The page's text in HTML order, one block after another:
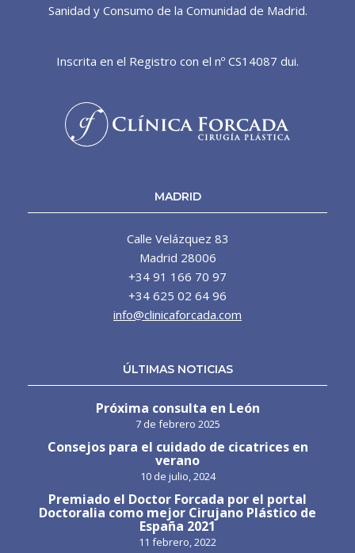
Sanidad y Consumo de la Comunidad de Madrid.
Inscrita en el Registro con el nº CS14087 dui.
MADRID
Calle Velázquez 83
Madrid 28006
+34 91 166 70 97
+34 625 02 64 96
info@clinicaforcada.com
ÚLTIMAS NOTICIAS
Próxima consulta en León
7 de febrero 2025
Consejos para el cuidado de cicatrices en
verano
10 de julio, 2024
Premiado el Doctor Forcada por el portal
Doctoralia como mejor Cirujano Plástico de
España 2021
11 febrero, 2022